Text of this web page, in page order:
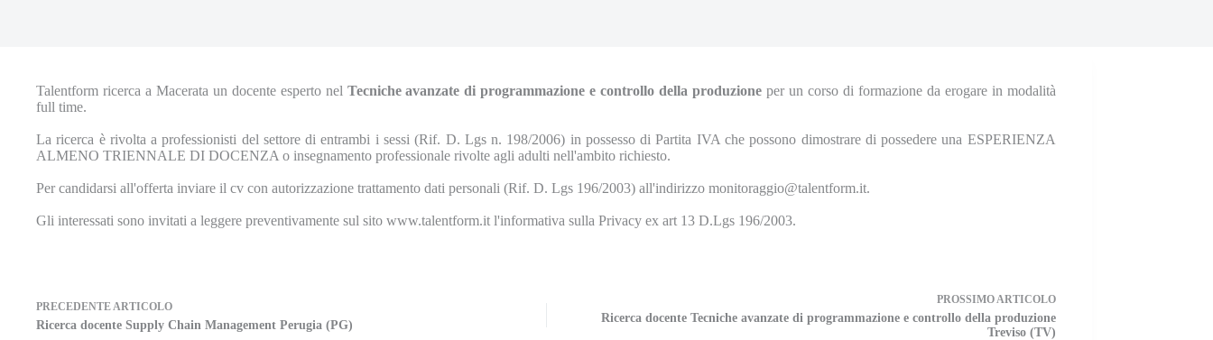
Talentform ricerca a Macerata un docente esperto nel Tecniche avanzate di programmazione e controllo della produzione per un corso di formazione da erogare in modalità
full time.
La ricerca è rivolta a professionisti del settore di entrambi i sessi (Rif. D. Lgs n. 198/2006) in possesso di Partita IVA che possono dimostrare di possedere una ESPERIENZA
ALMENO TRIENNALE DI DOCENZA o insegnamento professionale rivolte agli adulti nell'ambito richiesto.
Per candidarsi all'offerta inviare il cv con autorizzazione trattamento dati personali (Rif. D. Lgs 196/2003) all'indirizzo monitoraggio@talentform.it.
Gli interessati sono invitati a leggere preventivamente sul sito www.talentform.it l'informativa sulla Privacy ex art 13 D.Lgs 196/2003.
PRECEDENTEARTICOLO
Ricerca docente Supply Chain Management Perugia (PG)
PROSSIMOARTICOLO
Ricerca docente Tecniche avanzate di programmazione e controllo della produzione
Treviso (TV)